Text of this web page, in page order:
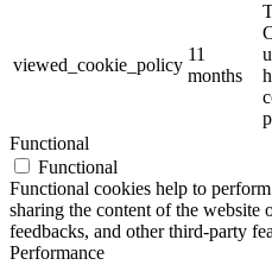
viewed_cookie_policy
11
months
Functional
Functional
Functional cookies help to
sharing the content of the website
feedbacks, and other third-party
Performance